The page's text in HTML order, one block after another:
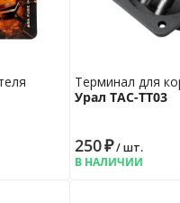
Терминал для
Урал ТАС-ТТ03
250₽/ шт.
В НАЛИЧИИ